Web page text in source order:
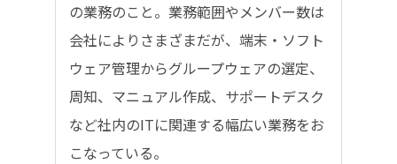
の業務のこと。業務範囲やメンバー数は
会社によりさまざまだが、端末・ソフト
ウェア管理からグループウェアの選定、
周知、マニュアル作成、サポートデスク
など社内のITに関連する幅広い業務をお
こなっている。